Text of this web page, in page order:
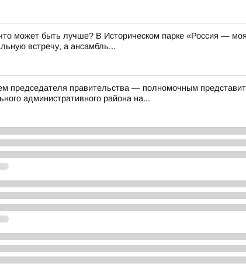
может быть лучше? В Историческом парке «Россия —
встречу, а ансамбль...
председателя правительства — полномочным
административного района на...